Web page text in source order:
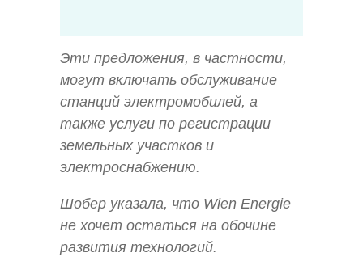
Эти предложения, в частности,
могут включать обслуживание
станций электромобилей, а
также услуги по регистрации
земельных участков и
электроснабжению.
Шобер указала, что Wien Energie
не хочет остаться на обочине
развития технологий.